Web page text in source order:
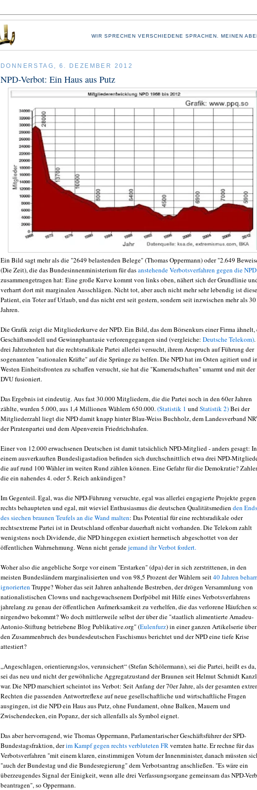
WIR SPRECHEN VERSCHIEDENE SPRACHEN. MEINEN
DONNERSTAG, 6. DEZEMBER 2012
NPD-Verbot: Ein Haus aus Putz
Ein Bild sagt mehr als die "2649 belastenden Belege" (Thomas Oppermann) oder "2.649
(Die Zeit), die das Bundesinnenministerium für dasanstehende Verbotsverfahren gegen die NPD
zusammengetragen hat: Eine große Kurve kommt von links oben, nähert sich der Grundlinie
verharrt dort mit marginalen Ausschlägen. Nicht tot, aber auch nicht mehr sehr lebendig ist
Patient, ein Toter auf Urlaub, und das nicht erst seit gestern, sondern seit inzwischen mehr als 30
Jahren.
Die Grafik zeigt die Mitgliederkurve der NPD. Ein Bild, das dem Börsenkurs einer Firma ähnelt,
Geschäftsmodell und Gewinnphantasie verlorengegangen sind (vergleiche: Deutsche Telekom)
drei Jahrzehnten hat die rechtsradikale Partei allerlei versucht, ihrem Anspruch auf Führung der
sogenannten "nationalen Kräfte" auf die Sprünge zu helfen. Die NPD hat im Osten agitiert und
Westen Einheitsfronten zu schaffen versucht, sie hat die "Kameradschaften" umarmt und mit der
DVU fusioniert.
Das Ergebnis ist eindeutig. Aus fast 30.000 Mitgliedern, die die Partei noch in den 60er Jahren
zählte, wurden 5.000, aus 1,4 Millionen Wählern 650.000. (Statistik 1 und Statistik 2)Bei der
Mitgliederzahl liegt die NPD damit knapp hinter Blau-Weiss Buchholz, dem Landesverband
der Piratenpartei und dem Alpenverein Friedrichshafen.
Einer von 12.000 erwachsenen Deutschen ist damit tatsächlich NPD-Mitglied - anders gesagt: In
einem ausverkauften Bundesligastadion befinden sich durchschnittlich etwa drei NPD-
die auf rund 100 Wähler im weiten Rund zählen können. Eine Gefahr für die Demokratie?
die ein nahendes 4. oder 5. Reich ankündigen?
Im Gegenteil. Egal, was die NPD-Führung versuchte, egal was allerlei engagierte Projekte gegen
rechts behaupteten und egal, mit wieviel Enthusiasmus die deutschen Qualitätsmedien den
des siechen braunen Teufels an die Wand malten: Das Potential für eine rechtsradikale oder
rechtsextreme Partei ist in Deutschland offenbar dauerhaft nicht vorhanden. Die Telekom zahlt
wenigstens noch Dividende, die NPD hingegen existiert hermetisch abgeschottet von der
öffentlichen Wahrnehmung. Wenn nicht geradejemand ihr Verbot fordert.
Woher also die angebliche Sorge vor einem "Erstarken" (dpa) der in sich zerstrittenen, in den
meisten Bundesländern marginalisierten und von 98,5 Prozent der Wählern seit40 Jahren
ignorierten Truppe? Woher das seit Jahren anhaltende Bestreben, der drögen Versammlung von
nationalistischen Clowns und nachgewachsenem Dorfpöbel mit Hilfe eines Verbotsverfahrens
jahrelang zu genau der öffentlichen Aufmerksamkeit zu verhelfen, die das verlorene Häufchen
nirgendwo bekommt? Wo doch mittlerweile selbst der über die "staatlich alimentierte Amadeu-
Antonio-Stiftung betriebene Blog Publikative.org" (Eulenfurz) in einer ganzen Artikelserie über
den Zusammenbruch des bundesdeutschen Faschismus berichtet und der NPD eine tiefe Krise
attestiert?
„Angeschlagen, orientierungslos, verunsichert“ (Stefan Schölermann), sei die Partei, heißt es
sei das neu und nicht der gewöhnliche Aggregatzustand der Braunen seit Helmut Schmidt
war. Die NPD marschiert scheintot ins Verbot: Seit Anfang der 70er Jahre, als der gesamten
Rechten die passenden Antwortreflexe auf neue gesellschaftliche und wirtschaftliche Fragen
ausgingen, ist die NPD ein Haus aus Putz, ohne Fundament, ohne Balken, Mauern und
Zwischendecken, ein Popanz, der sich allenfalls als Symbol eignet.
Das aber hervorragend, wie Thomas Oppermann, Parlamentarischer Geschäftsführer der SPD-
Bundestagsfraktion, derim Kampf gegen rechts verbluteten FR verraten hatte. Er rechne für das
Verbotsverfahren "mit einem klaren, einstimmigen Votum der Innenminister, danach müssten
"auch der Bundestag und die Bundesregierung" dem Verbotsantrag anschließen. "Es wäre ein
überzeugendes Signal der Einigkeit, wenn alle drei Verfassungsorgane gemeinsam das NPD-
beantragen", so Oppermann.